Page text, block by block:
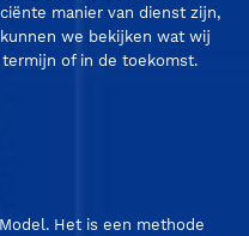
manier van dienst zijn,
we bekijken wat wij
of in de toekomst.
Het is een methode